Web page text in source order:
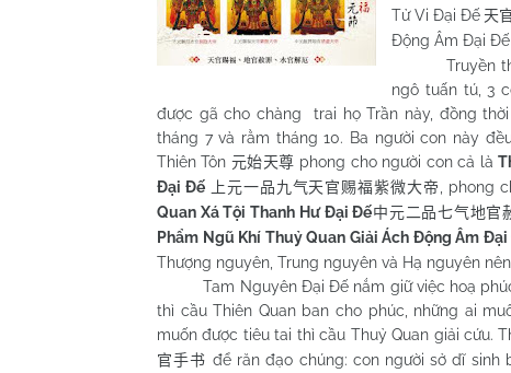
Tử Vi Đại Đế 天
Động Âm Đại Đế
Truyền
ngô tuấn tú, 3
được gã cho chàng trai họ Trần này, đồng
tháng 7 và rằm tháng 10. Ba người con này
Thiên Tôn 元始天尊 phong cho người con cả là
Đại Đế
上元一品九气天官赐福紫微大帝 , phong
Quan Xá Tội Thanh Hư Đại Đế中元二品七气地官
Phẩm Ngũ Khí Thuỷ Quan Giải Ách Động Âm
Thượng nguyên, Trung nguyên và Hạ nguyên
Tam Nguyên Đại Đế nắm giữ việc hoạ phúc
thì cầu Thiên Quan ban cho phúc, những ai
muốn được tiêu tai thì cầu Thuỷ Quan giải cứu.
官手书 để răn đạo chúng: con người sở dĩ sinh